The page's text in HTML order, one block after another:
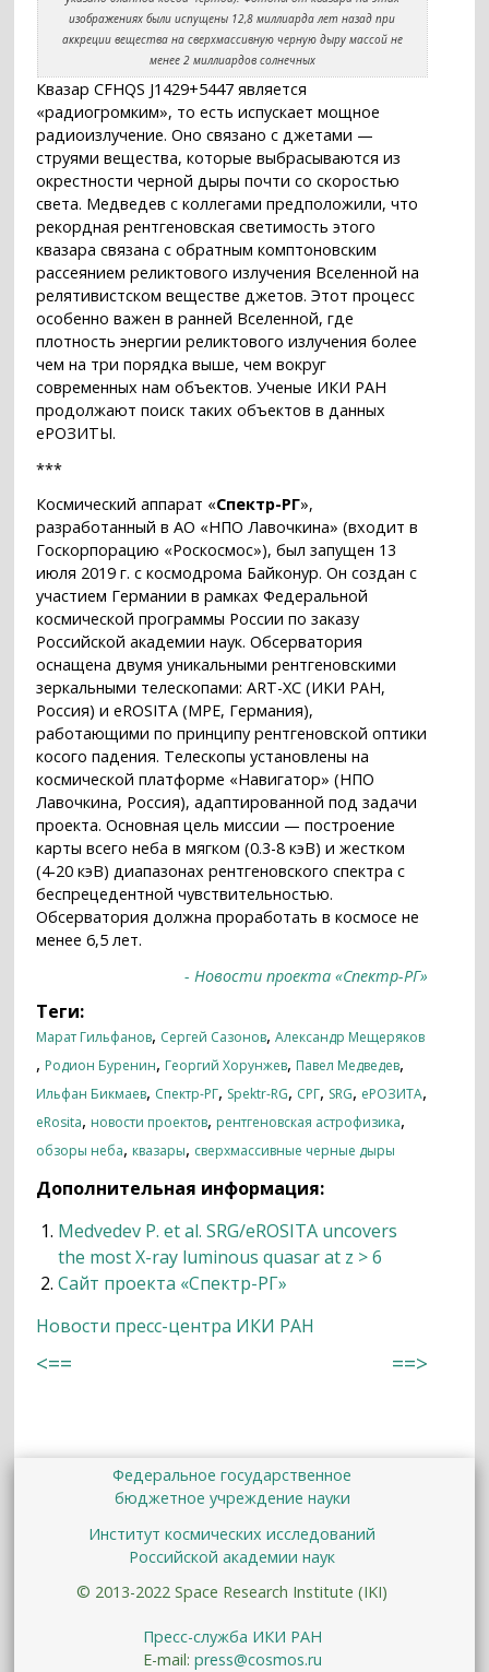
изображениях были испущены 12,8 миллиарда лет назад при
аккреции вещества на сверхмассивную черную дыру массой не
менее 2 миллиардов солнечных
Квазар CFHQS J1429+5447 является
«радиогромким», то есть испускает мощное
радиоизлучение. Оно связано с джетами —
струями вещества, которые выбрасываются из
окрестности черной дыры почти со скоростью
света. Медведев с коллегами предположили, что
рекордная рентгеновская светимость этого
квазара связана с обратным комптоновским
рассеянием реликтового излучения Вселенной на
релятивистском веществе джетов. Этот процесс
особенно важен в ранней Вселенной, где
плотность энергии реликтового излучения более
чем на три порядка выше, чем вокруг
современных нам объектов. Ученые ИКИ РАН
продолжают поиск таких объектов в данных
еРОЗИТЫ.
***
Космический аппарат «Спектр-РГ»,
разработанный в АО «НПО Лавочкина» (входит в
Госкорпорацию «Роскосмос»), был запущен 13
июля 2019 г. с космодрома Байконур. Он создан с
участием Германии в рамках Федеральной
космической программы России по заказу
Российской академии наук. Обсерватория
оснащена двумя уникальными рентгеновскими
зеркальными телескопами: ART-XC (ИКИ РАН,
Россия) и eROSITA (MPE, Германия),
работающими по принципу рентгеновской оптики
косого падения. Телескопы установлены на
космической платформе «Навигатор» (НПО
Лавочкина, Россия), адаптированной под задачи
проекта. Основная цель миссии — построение
карты всего неба в мягком (0.3-8 кэВ) и жестком
(4-20 кэВ) диапазонах рентгеновского спектра с
беспрецедентной чувствительностью.
Обсерватория должна проработать в космосе не
менее 6,5 лет.
- Новости проекта «Спектр-РГ»
Теги:
Марат Гильфанов, Сергей Сазонов,Александр Мещеряков
, Родион Буренин, Георгий Хорунжев, Павел Медведев,
Ильфан Бикмаев, Спектр-РГ, Spektr-RG, СРГ, SRG, еРОЗИТА,
eRosita, новости проектов, рентгеновская астрофизика,
обзоры неба, квазары, сверхмассивные черные дыры
Дополнительная информация:
Medvedev P. et al. SRG/eROSITA uncovers
the most X-ray luminous quasar at z > 6
Сайт проекта «Спектр-РГ»
Новости пресс-центра ИКИ РАН
<== ==>
Федеральное государственное
бюджетное учреждение науки
Институт космических исследований
Российской академии наук
© 2013-2022 Space Research Institute (IKI)
Пресс-служба ИКИ РАН
E-mail: press@cosmos.ru